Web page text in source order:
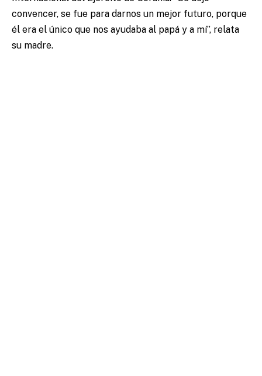
convencer, se fue para darnos un mejor futuro, porque
él era el único que nos ayudaba al papá y a mí”, relata
su madre.